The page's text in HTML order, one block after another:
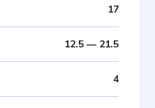
17
12.5— 21.5
4